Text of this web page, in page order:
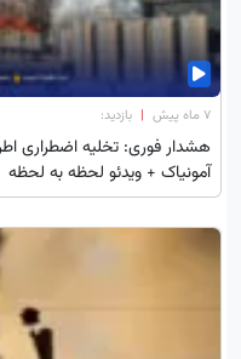
۷ ماه پیش | بازدید:
هشدار فوری: تخلیه اضطراری
آمونیاک + ویدئو لحظه به لحظه